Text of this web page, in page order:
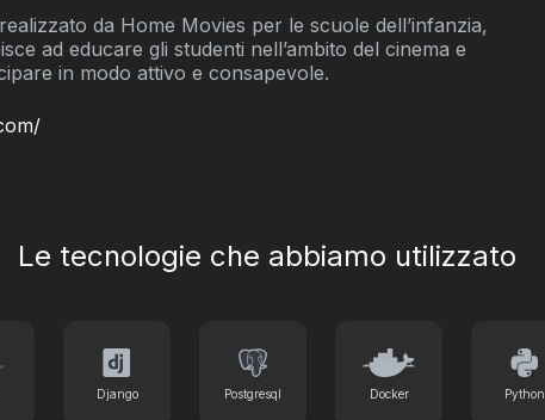
da Home Movies per le scuole dell’infanzia,
ad educare gli studenti nell’ambito del cinema e
in modo attivo e consapevole.
Le tecnologie che abbiamo utilizzato
Django Postgresql Docker Python